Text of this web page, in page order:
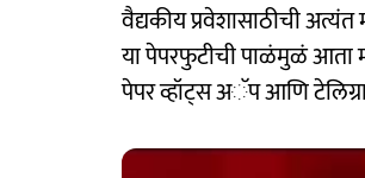
वैद्यकीय प्रवेशासाठीची
या पेपरफुटीची पाळंमुळं आता
पेपर व्हॉट्स अॅप आणि